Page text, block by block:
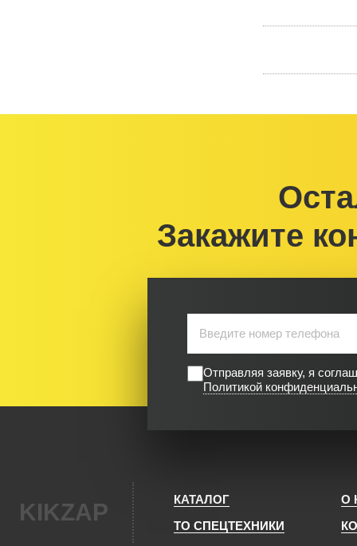
Закажите
Отправляя заявку, я
Политикой
KIKZAP КАТАЛОГ
О
ТО СПЕЦТЕХНИКИ